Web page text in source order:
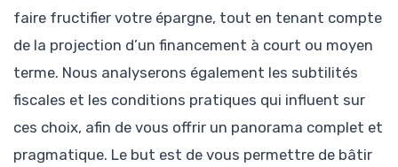
faire fructifier votre épargne, tout en tenant compte
de la projection d’un financement à court ou moyen
terme. Nous analyserons également les subtilités
fiscales et les conditions pratiques qui influent sur
ces choix, afin de vous offrir un panorama complet et
pragmatique. Le but est de vous permettre de bâtir